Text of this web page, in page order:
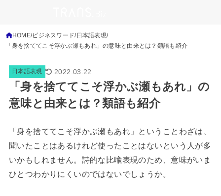
HOME ビジネスワード 日本語表現
「身を捨ててこそ浮かぶ瀬もあれ」の意味と由来とは？類語も紹介
日本語表現 2022.03.22
「身を捨ててこそ浮かぶ瀬もあれ」の
意味と由来とは？類語も紹介
「身を捨ててこそ浮かぶ瀬もあれ」ということわざは、
聞いたことはあるけれど使ったことはないという人が多
いかもしれません。詩的な比喩表現のため、意味がいま
ひとつわかりにくいのではないでしょうか。